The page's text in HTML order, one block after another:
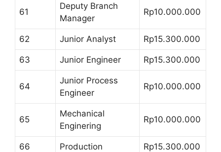
61
Deputy Branch
Manager
Rp10.000.000
62 Junior Analyst Rp15.300.000
63 Junior Engineer Rp15.300.000
64
Junior Process
Engineer
Rp10.000.000
65
Mechanical
Enginering
Rp10.000.000
66 Production Rp15.300.000